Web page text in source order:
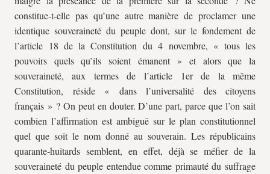
constitue-t-elle pas qu’une autre manière de proclamer une
identique souveraineté du peuple dont, sur le fondement de
l’article 18 de la Constitution du 4 novembre, « tous les
pouvoirs quels qu’ils soient émanent » et alors que la
souveraineté, aux termes de l’article 1er de la même
Constitution, réside « dans l’universalité des citoyens
français » ? On peut en douter. D’une part, parce que l’on sait
combien l’affirmation est ambiguë sur le plan constitutionnel
quel que soit le nom donné au souverain. Les républicains
quarante-huitards semblent, en effet, déjà se méfier de la
souveraineté du peuple entendue comme primauté du suffrage